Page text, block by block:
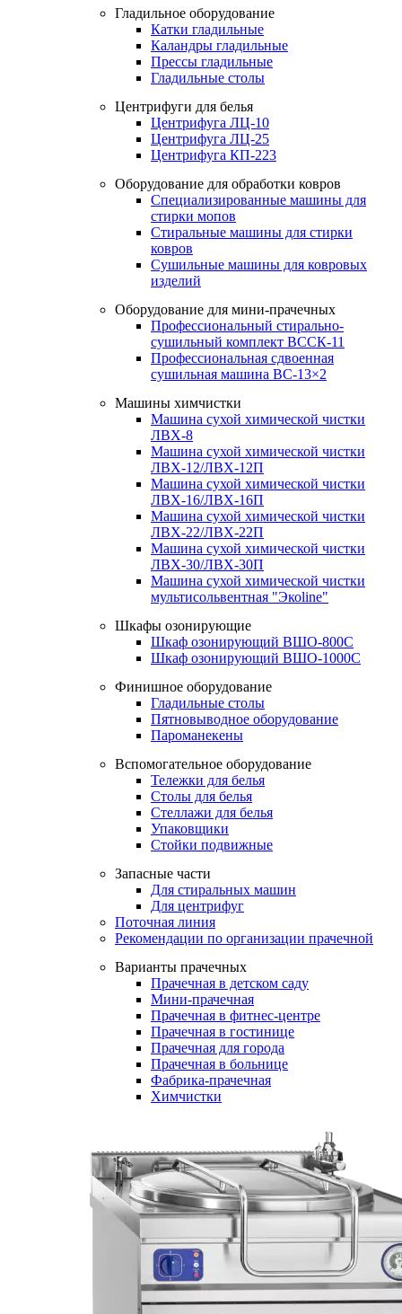
Гладильное оборудование
Катки гладильные
Каландры гладильные
Прессы гладильные
Гладильные столы
Центрифуги для белья
Центрифуга ЛЦ-10
Центрифуга ЛЦ-25
Центрифуга КП-223
Оборудование для обработки ковров
Специализированные машины для
стирки мопов
Стиральные машины для стирки
ковров
Сушильные машины для ковровых
изделий
Оборудование для мини-прачечных
Профессиональный стирально-
сушильный комплект ВССК-11
Профессиональная сдвоенная
сушильная машина ВС-13×2
Машины химчистки
Машина сухой химической чистки
ЛВХ-8
Машина сухой химической чистки
ЛВХ-12/ЛВХ-12П
Машина сухой химической чистки
ЛВХ-16/ЛВХ-16П
Машина сухой химической чистки
ЛВХ-22/ЛВХ-22П
Машина сухой химической чистки
ЛВХ-30/ЛВХ-30П
Машина сухой химической чистки
мультисольвентная "Экоline"
Шкафы озонирующие
Шкаф озонирующий ВШО-800С
Шкаф озонирующий ВШО-1000С
Финишное оборудование
Гладильные столы
Пятновыводное оборудование
Пароманекены
Вспомогательное оборудование
Тележки для белья
Столы для белья
Стеллажи для белья
Упаковщики
Стойки подвижные
Запасные части
Для стиральных машин
Для центрифуг
Поточная линия
Рекомендации по организации прачечной
Варианты прачечных
Прачечная в детском саду
Мини-прачечная
Прачечная в фитнес-центре
Прачечная в гостинице
Прачечная для города
Прачечная в больнице
Фабрика-прачечная
Химчистки